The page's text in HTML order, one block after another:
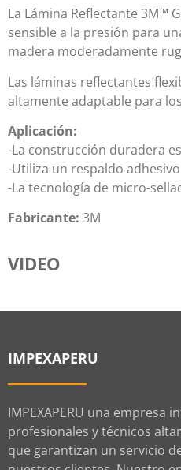
La Lámina Reflectante 3M™
sensible a la presión para
madera moderadamente
Las láminas reflectantes
altamente adaptable para
Aplicación:
-La construcción duradera
-Utiliza un respaldo
-La tecnología de micro-
Fabricante: 3M
VIDEO
IMPEXAPERU
IMPEXAPERU una empresa
profesionales y técnicos
que garantizan un servicio